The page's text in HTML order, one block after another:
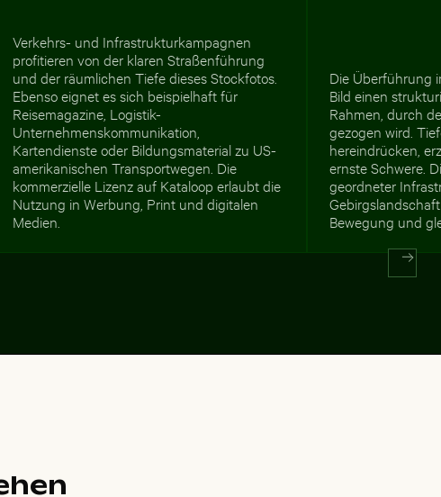
Verkehrs- und Infrastrukturkampagnen
profitieren von der klaren Straßenführung
und der räumlichen Tiefe dieses Stockfotos.
Ebenso eignet es sich beispielhaft für
Reisemagazine, Logistik-
Unternehmenskommunikation,
Kartendienste oder Bildungsmaterial zu US-
amerikanischen Transportwegen. Die
kommerzielle Lizenz auf Kataloop erlaubt die
Nutzung in Werbung, Print und digitalen
Medien.
Die Überführung
Bild einen
Rahmen, durch
gezogen wird.
hereindrücken,
ernste Schwere.
geordneter
Bewegung und